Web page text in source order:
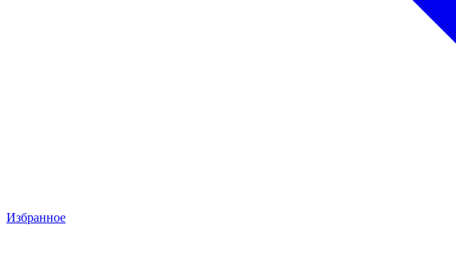
Избранное